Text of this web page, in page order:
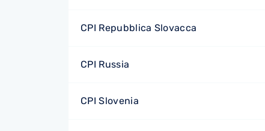
CPI Repubblica Slovacca
CPI Russia
CPI Slovenia